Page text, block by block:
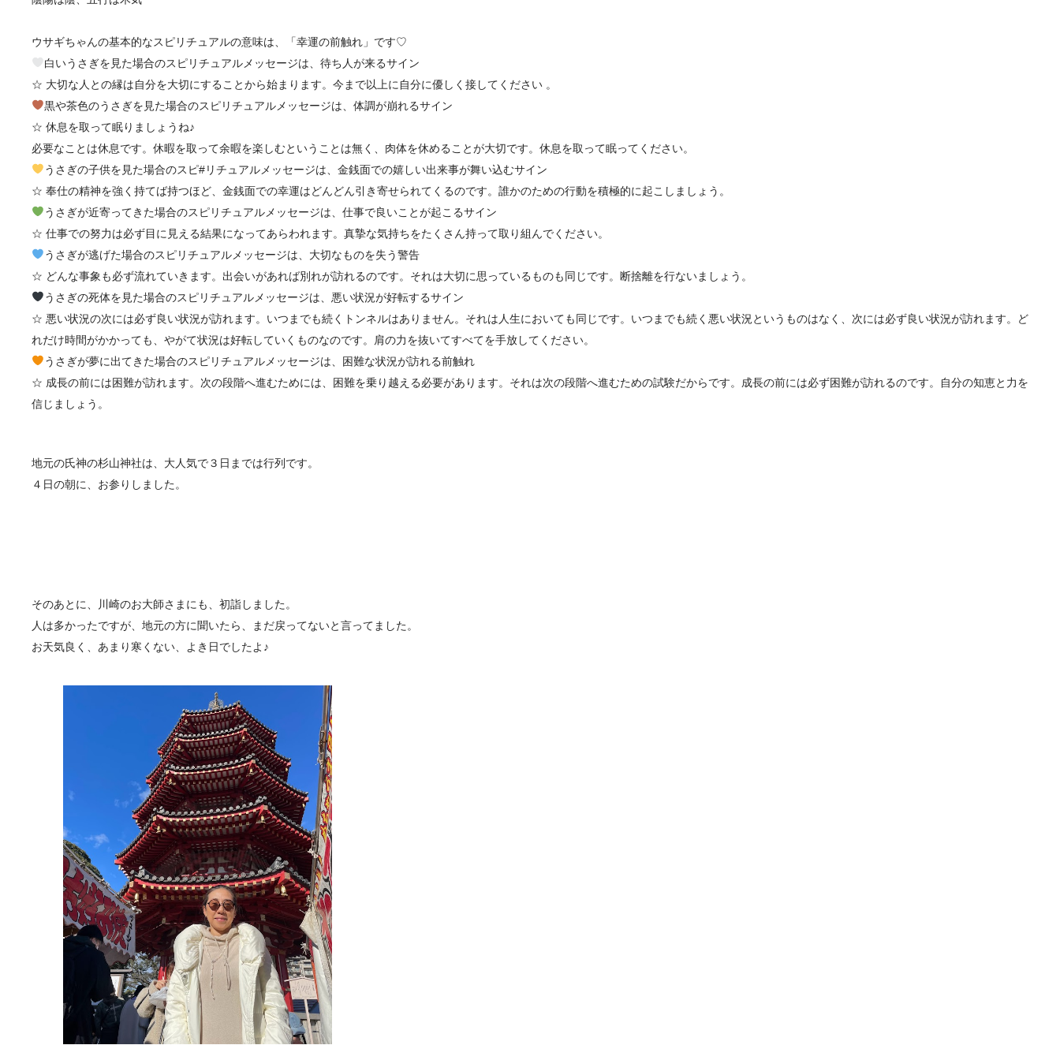
ウサギちゃんの基本的なスピリチュアルの意味は、「幸運の前触れ」です♡
白いうさぎを見た場合のスピリチュアルメッセージは、待ち人が来るサイン
☆ 大切な人との縁は自分を大切にすることから始まります。今まで以上に自分に優しく接してください 。
黒や茶色のうさぎを見た場合のスピリチュアルメッセージは、体調が崩れるサイン
☆ 休息を取って眠りましょうね♪
必要なことは休息です。休暇を取って余暇を楽しむということは無く、肉体を休めることが大切です。休息を取って眠ってください。
うさぎの子供を見た場合のスピ#リチュアルメッセージは、金銭面での嬉しい出来事が舞い込むサイン
☆ 奉仕の精神を強く持てば持つほど、金銭面での幸運はどんどん引き寄せられてくるのです。誰かのための行動を積極的に起こしましょう。
うさぎが近寄ってきた場合のスピリチュアルメッセージは、仕事で良いことが起こるサイン
☆ 仕事での努力は必ず目に見える結果になってあらわれます。真摯な気持ちをたくさん持って取り組んでください。
うさぎが逃げた場合のスピリチュアルメッセージは、大切なものを失う警告
☆ どんな事象も必ず流れていきます。出会いがあれば別れが訪れるのです。それは大切に思っているものも同じです。断捨離を行ないましょう。
うさぎの死体を見た場合のスピリチュアルメッセージは、悪い状況が好転するサイン
☆ 悪い状況の次には必ず良い状況が訪れます。いつまでも続くトンネルはありません。それは人生においても同じです。いつまでも続く悪い状況というものはなく、次には必ず良い状況が訪れます。ど
れだけ時間がかかっても、やがて状況は好転していくものなのです。肩の力を抜いてすべてを手放してください。
うさぎが夢に出てきた場合のスピリチュアルメッセージは、困難な状況が訪れる前触れ
☆ 成長の前には困難が訪れます。次の段階へ進むためには、困難を乗り越える必要があります。それは次の段階へ進むための試験だからです。成長の前には必ず困難が訪れるのです。自分の知恵と力を
信じましょう。
地元の氏神の杉山神社は、大人気で３日までは行列です。
４日の朝に、お参りしました。
そのあとに、川崎のお大師さまにも、初詣しました。
人は多かったですが、地元の方に聞いたら、まだ戻ってないと言ってました。
お天気良く、あまり寒くない、よき日でしたよ♪